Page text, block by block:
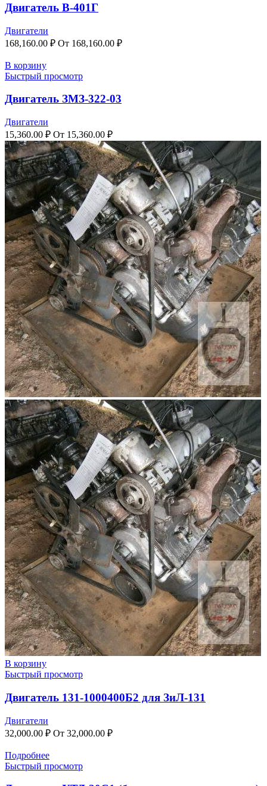
Двигатель В-401Г
Двигатели
168,160.00 ₽ От 168,160.00 ₽
В корзину
Быстрый просмотр
Двигатель ЗМЗ-322-03
Двигатели
15,360.00 ₽ От 15,360.00 ₽
В корзину
Быстрый просмотр
Двигатель 131-1000400Б2 для ЗиЛ-131
Двигатели
32,000.00 ₽ От 32,000.00 ₽
Подробнее
Быстрый просмотр